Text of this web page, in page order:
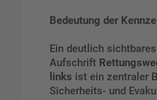
Bedeutung der
Ein deutlich
Aufschrift
links ist ein zentraler
Sicherheits- und